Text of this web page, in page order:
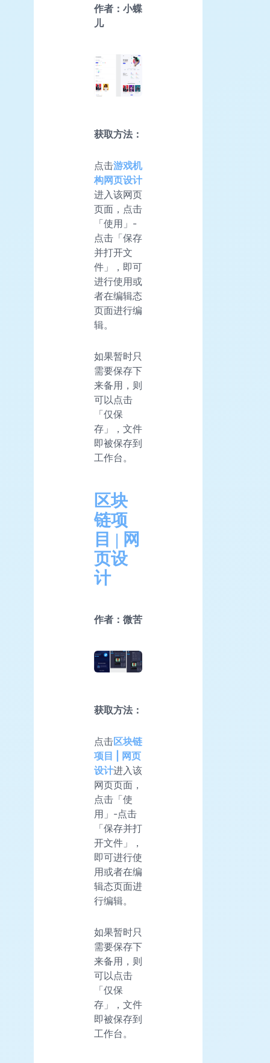
作者：小蝶
儿
获取方法：
点击游戏机
构网页设计
进入该网页
页面，点击
「使用」-
点击「保存
并打开文
件」，即可
进行使用或
者在编辑态
页面进行编
辑。
如果暂时只
需要保存下
来备用，则
可以点击
「仅保
存」，文件
即被保存到
工作台。
区块
链项
目 | 网
页设
计
作者：微苦
获取方法：
点击区块链
项目 | 网页
设计进入该
网页页面，
点击「使
用」-点击
「保存并打
开文件」，
即可进行使
用或者在编
辑态页面进
行编辑。
如果暂时只
需要保存下
来备用，则
可以点击
「仅保
存」，文件
即被保存到
工作台。